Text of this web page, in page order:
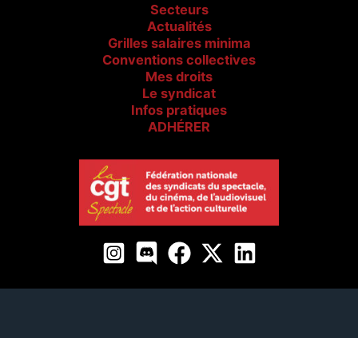
Secteurs
Actualités
Grilles salaires minima
Conventions collectives
Mes droits
Le syndicat
Infos pratiques
ADHÉRER